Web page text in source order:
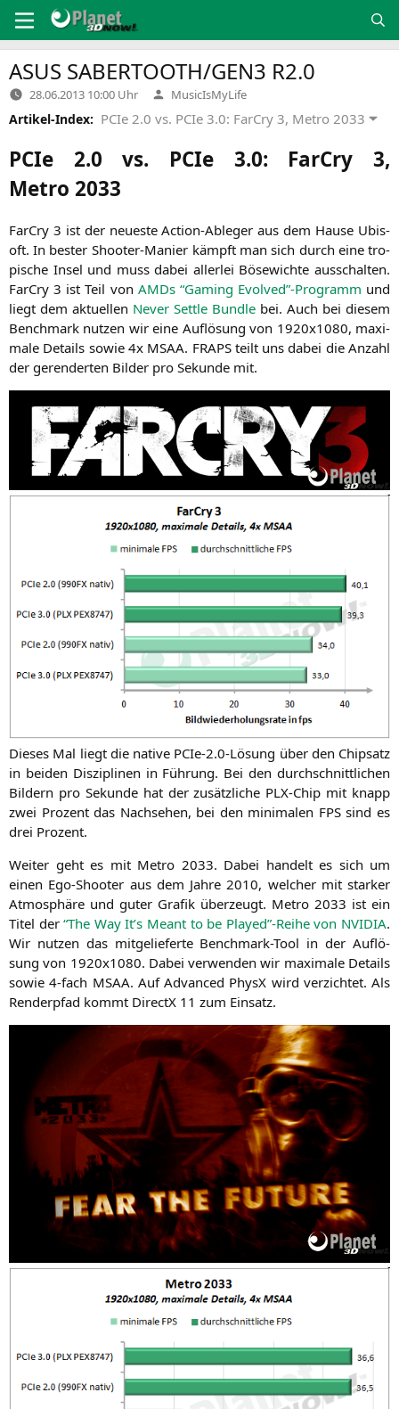
Inhalt
springen
ASUS SABERTOOTH/GEN3 R2.0
28.06.2013 10:00 Uhr Verfasst
von
MusicIsMyLife
Artikel-Index: PCIe 2.0 vs. PCIe 3.0: FarCry 3, Metro 2033
PCIe 2.0 vs. PCIe 3.0: FarCry 3,
Metro 2033
Far­Cry 3 ist der neu­es­te Action-Able­ger aus dem Hau­se Ubi­s­
oft. In bes­ter Shoo­ter-Manier kämpft man sich durch eine tro­
pi­sche Insel und muss dabei aller­lei Böse­wich­te aus­schal­ten.
Far­Cry 3 ist Teil von AMDs “Gam­ing Evolved”-Programm und
liegt dem aktu­el­len Never Sett­le Bund­le bei. Auch bei die­sem
Bench­mark nut­zen wir eine Auf­lö­sung von 1920x1080, maxi­
ma­le Details sowie 4x MSAA. FRAPSteilt uns dabei die Anzahl
der ger­en­der­ten Bil­der pro Sekun­de mit.
Die­ses Mal liegt die nati­ve PCIe‑2.0‑Lösung über den Chip­satz
in bei­den Dis­zi­pli­nen in Füh­rung. Bei den durch­schnitt­li­chen
Bil­dern pro Sekun­de hat der zusätz­li­che PLX-Chip mit knapp
zwei Pro­zent das Nach­se­hen, bei den mini­ma­len FPSsind es
drei Prozent.
Wei­ter geht es mit Metro 2033. Dabei han­delt es sich um
einen Ego-Shoo­ter aus dem Jah­re 2010, wel­cher mit star­ker
Atmo­sphä­re und guter Gra­fik über­zeugt. Metro 2033 ist ein
Titel der“The Way It’s Meant to be Played”-Reihe von NVIDIA.
Wir nut­zen das mit­ge­lie­fer­te Bench­mark-Tool in der Auf­lö­
sung von 1920x1080. Dabei ver­wen­den wir maxi­ma­le Details
sowie 4‑fach MSAA. Auf Advan­ced PhysX wird ver­zich­tet. Als
Ren­der­pfad kommt DirectX 11 zum Einsatz.